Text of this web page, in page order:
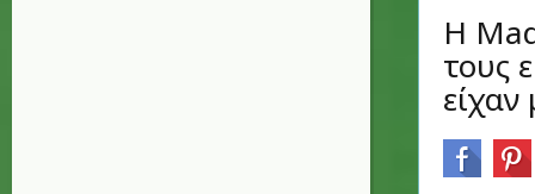
Η
τους